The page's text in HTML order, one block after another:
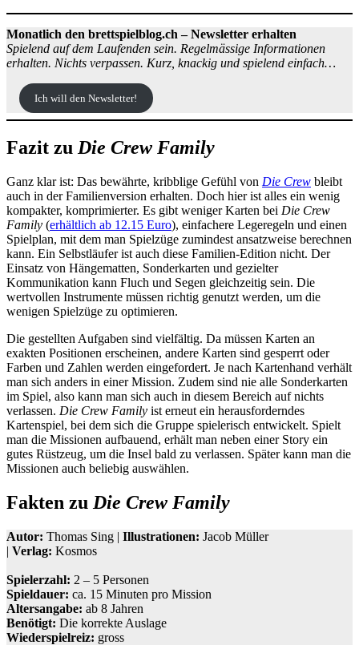
Monatlich den brettspielblog.ch – Newsletter erhalten
Spielend auf dem Laufenden sein. Regelmässige Informationen
erhalten. Nichts verpassen. Kurz, knackig und spielend einfach…
Ich will den Newsletter!
Fazit zu Die Crew Family
Ganz klar ist: Das bewährte, kribblige Gefühl von Die Crew bleibt
auch in der Familienversion erhalten. Doch hier ist alles ein wenig
kompakter, komprimierter. Es gibt weniger Karten bei Die Crew
Family (erhältlich ab 12.15 Euro), einfachere Legeregeln und einen
Spielplan, mit dem man Spielzüge zumindest ansatzweise berechnen
kann. Ein Selbstläufer ist auch diese Familien-Edition nicht. Der
Einsatz von Hängematten, Sonderkarten und gezielter
Kommunikation kann Fluch und Segen gleichzeitig sein. Die
wertvollen Instrumente müssen richtig genutzt werden, um die
wenigen Spielzüge zu optimieren.
Die gestellten Aufgaben sind vielfältig. Da müssen Karten an
exakten Positionen erscheinen, andere Karten sind gesperrt oder
Farben und Zahlen werden eingefordert. Je nach Kartenhand verhält
man sich anders in einer Mission. Zudem sind nie alle Sonderkarten
im Spiel, also kann man sich auch in diesem Bereich auf nichts
verlassen. Die Crew Family ist erneut ein herausforderndes
Kartenspiel, bei dem sich die Gruppe spielerisch entwickelt. Spielt
man die Missionen aufbauend, erhält man neben einer Story ein
gutes Rüstzeug, um die Insel bald zu verlassen. Später kann man die
Missionen auch beliebig auswählen.
Fakten zu Die Crew Family
Autor: Thomas Sing | Illustrationen: Jacob Müller
| Verlag: Kosmos
Spielerzahl: 2 – 5 Personen
Spieldauer: ca. 15 Minuten pro Mission
Altersangabe: ab 8 Jahren
Benötigt: Die korrekte Auslage
Wiederspielreiz: gross